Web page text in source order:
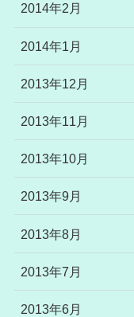
2014年2月
2014年1月
2013年12月
2013年11月
2013年10月
2013年9月
2013年8月
2013年7月
2013年6月